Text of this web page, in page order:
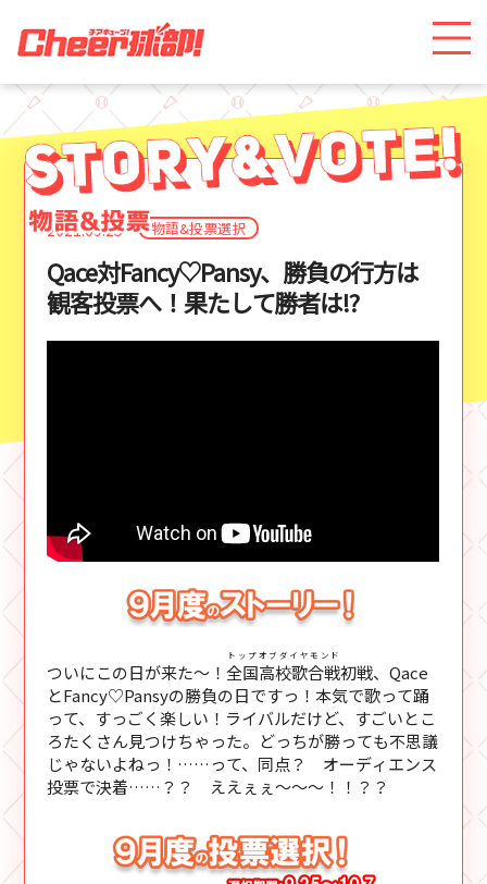
2021.09.25 物語&投票選択
Qace対Fancy♡Pansy、勝負の行方は
観客投票へ！果たして勝者は!?
ついにこの日が来た～！全国高校歌合戦
トップオブダイヤモンド
初戦、Qace
とFancy♡Pansyの勝負の日ですっ！本気で歌って踊
って、すっごく楽しい！ライバルだけど、すごいとこ
ろたくさん見つけちゃった。どっちが勝っても不思議
じゃないよねっ！……って、同点？ オーディエンス
投票で決着……？？ ええぇぇ～～～！！？？